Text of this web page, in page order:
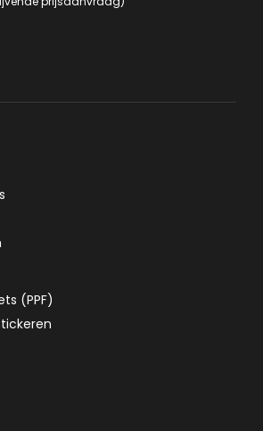
(PPF)